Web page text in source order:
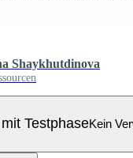
Shaykhutdinova
TestphaseKein